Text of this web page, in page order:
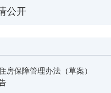
公开
房保障管理办法（草案）